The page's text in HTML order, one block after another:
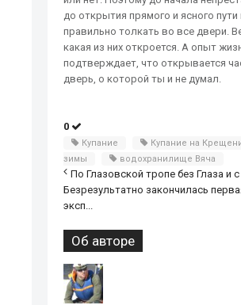
до открытия прямого и ясного пути
правильно толкать во все двери.
какая из них откроется. А опыт
подтверждает, что открывается
дверь, о которой ты и не думал.
0
Купание Купание на
зимы
водохранилище Вяча
По Глазовской тропе без Глаза и с
Безрезультатно закончилась
эксп...
Об авторе